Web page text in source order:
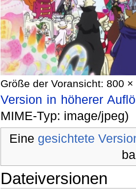
Größe der Voransicht: 800
Version in höherer
MIME-Typ: image/jpeg)
Eine gesichtete
Dateiversionen